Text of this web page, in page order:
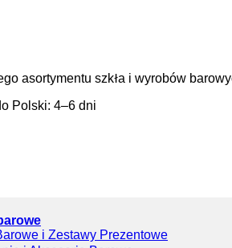
asortymentu szkła i wyrobów
Polski: 4–6 dni
i Zestawy Prezentowe